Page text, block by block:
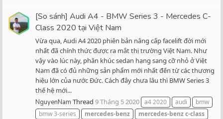
[So sánh] Audi A4 - BMW Series 3 - Mercedes C-
Class 2020 tại Việt Nam
Vừa qua, Audi A4 2020 phiên bản nâng cấp facelift đời mới
nhất đã chính thức được ra mắt thị trường Việt Nam. Như
vậy vào lúc này, phân khúc sedan hạng sang cỡ nhỏ ở Việt
Nam đã có đủ những sản phẩm mới nhất đến từ các thương
hiệu lớn của nước Đức. Cách đây chưa lâu thì BMW Series 3
thế hệ mới...
NguyenNam Thread 9 Tháng 5 2020 a4 2020 audi
bmw
bmw 3-series
mercedes-benz mercedes-benzc-class